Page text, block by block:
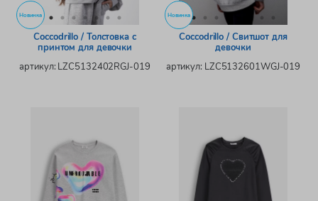
Новинка
Coccodrillo / Толстовка с
принтом для девочки
артикул: LZC5132402RGJ-019
Новинка
Coccodrillo / Свитшот для
девочки
артикул: LZC5132601WGJ-019